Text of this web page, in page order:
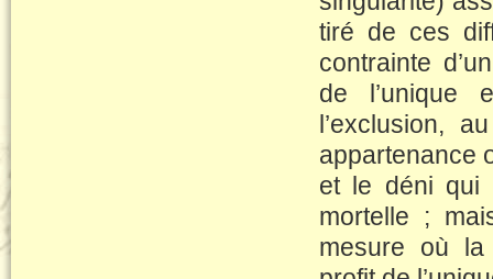
tiré de ces
contrainte
de l’unique
l’exclusion,
appartenance
et le déni qui
mortelle ;
mesure où la